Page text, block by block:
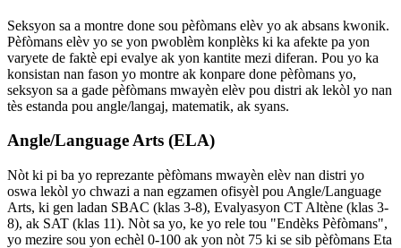
Seksyon sa a montre done sou pèfòmans elèv yo ak absans kwonik.
Pèfòmans elèv yo se yon pwoblèm konplèks ki ka afekte pa yon
varyete de faktè epi evalye ak yon kantite mezi diferan. Pou yo ka
konsistan nan fason yo montre ak konpare done pèfòmans yo,
seksyon sa a gade pèfòmans mwayèn elèv pou distri ak lekòl yo nan
tès estanda pou angle/langaj, matematik, ak syans.
Angle/Language Arts (ELA)
Nòt ki pi ba yo reprezante pèfòmans mwayèn elèv nan distri yo
oswa lekòl yo chwazi a nan egzamen ofisyèl pou Angle/Language
Arts, ki gen ladan SBAC (klas 3-8), Evalyasyon CT Altène (klas 3-
8), ak SAT (klas 11). Nòt sa yo, ke yo rele tou "Endèks Pèfòmans",
yo mezire sou yon echèl 0-100 ak yon nòt 75 ki se sib pèfòmans Eta